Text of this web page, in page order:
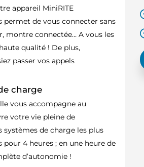
appareil MiniRITE
permet de vous connecter sans
montre connectée… A vous les
qualité ! De plus,
passer vos appels
charge
vous accompagne au
votre vie pleine de
systèmes de charge les plus
pour 4 heures ; en une heure de
d’autonomie !